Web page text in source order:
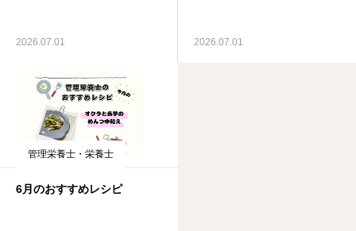
2026.07.01 2026.07.01
管理栄養士・栄養士
6月のおすすめレシピ